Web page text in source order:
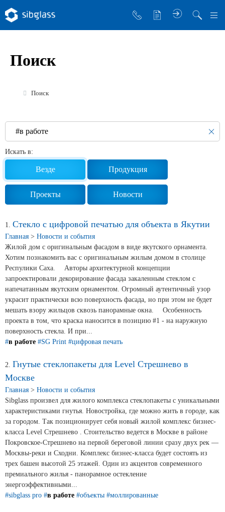
Управляющая компания
Инженер Стеклов
История компании
Политика в области качества
Работа в Sibglass
Новости и события
Продажа недвижимости
Продукция
Листовое стекло
Стекло для строительства и интерьера
Стекло для мебели, оборудования и бытовой техники
Комплектующие для переработки стекла
Светопрозрачные конструкции для розничных
заказчиков
Техподдержка
Сертификаты на продукцию Sibglass Pro
Сертификаты на продукцию Sibglass Trade
Поиск
Поиск
Искать в:
Везде Продукция
Проекты Новости
1. Стекло с цифровой печатью для объекта в Якутии
Главная > Новости и события
Жилой дом с оригинальным фасадом в виде якутского орнамента.
Хотим познакомить вас с оригинальным жилым домом в столице
Респулики Саха. ⠀ Авторы архитектурной концепции
запроектировали декорирование фасада закаленным стеклом с
напечатанным якутским орнаментом. Огромный аутентичный узор
украсит практически всю поверхность фасада, но при этом не будет
мешать взору жильцов сквозь панорамные окна. ⠀ Особенность
проекта в том, что краска наносится в позицию #1 - на наружную
поверхность стекла. И при...
#в работе #SG Print #цифровая печать
2. Гнутые стеклопакеты для Level Стрешнево в
Москве
Главная > Новости и события
Sibglass произвел для жилого комплекса стеклопакеты с уникальными
характеристиками гнутья. Новостройка, где можно жить в городе, как
за городом. Так позиционирует себя новый жилой комплекс бизнес-
класса Level Стрешнево . Стоительство ведется в Москве в районе
Покровское-Стрешнево на первой береговой линии сразу двух рек —
Москвы-реки и Сходни. Комплекс бизнес-класса будет состоять из
трех башен высотой 25 этажей. Один из акцентов современного
премиального жилья - панорамное остекление
энергоэффективными...
#sibglass pro #в работе #объекты #моллированные